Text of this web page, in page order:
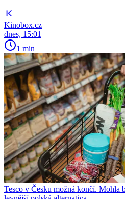
Kinobox.cz
dnes, 15:01
1 min
Tesco v Česku možná končí. Mohla